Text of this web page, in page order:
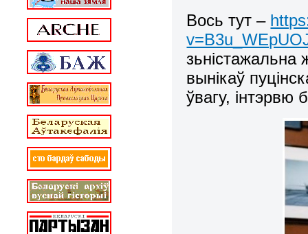
Вось тут –
зьністажальна
вынікаў
ўвагу,